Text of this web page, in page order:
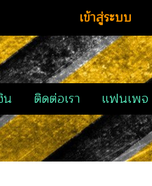
เข้าสู่ระบบ
น ติดต่อเรา แฟนเพจ